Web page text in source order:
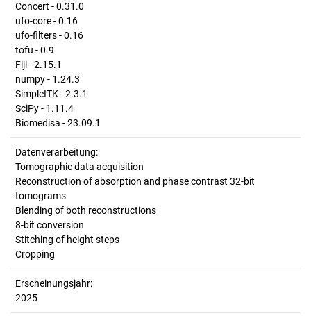
Concert - 0.31.0
ufo-core - 0.16
ufo-filters - 0.16
tofu - 0.9
Fiji - 2.15.1
numpy - 1.24.3
SimpleITK - 2.3.1
SciPy - 1.11.4
Biomedisa - 23.09.1
Datenverarbeitung:
Tomographic data acquisition
Reconstruction of absorption and phase contrast 32-bit
tomograms
Blending of both reconstructions
8-bit conversion
Stitching of height steps
Cropping
Erscheinungsjahr:
2025